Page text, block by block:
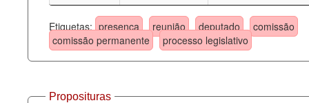
Etiquetas: presença reunião deputado
comissão
comissão permanente
processo legislativo
Proposituras